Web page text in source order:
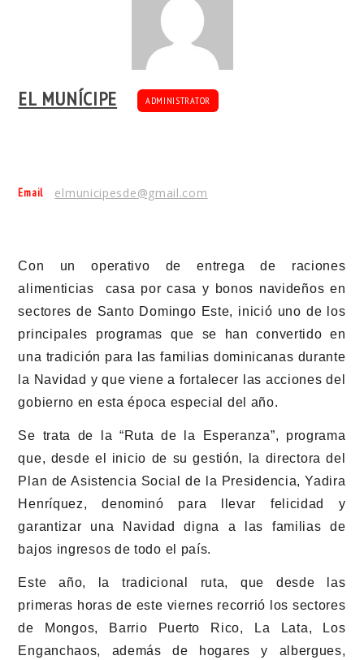
EL MUNÍCIPE ADMINISTRATOR
Email elmunicipesde@gmail.com
Con un operativo de entrega de raciones
alimenticias casa por casa y bonos navideños en
sectores de Santo Domingo Este, inició uno de los
principales programas que se han convertido en
una tradición para las familias dominicanas durante
la Navidad y que viene a fortalecer las acciones del
gobierno en esta época especial del año.
Se trata de la “Ruta de la Esperanza”, programa
que, desde el inicio de su gestión, la directora del
Plan de Asistencia Social de la Presidencia, Yadira
Henríquez, denominó para llevar felicidad y
garantizar una Navidad digna a las familias de
bajos ingresos de todo el país.
Este año, la tradicional ruta, que desde las
primeras horas de este viernes recorrió los sectores
de Mongos, Barrio Puerto Rico, La Lata, Los
Enganchaos, además de hogares y albergues,